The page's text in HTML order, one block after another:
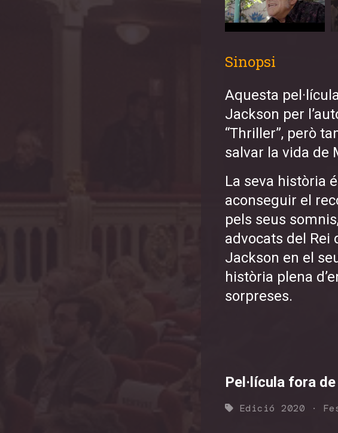
Sinopsi
Aquesta
Jackson per
“Thriller”, però
salvar la vida de
La seva història
aconseguir el
pels seus
advocats del Rei
Jackson en el
història plena
sorpreses.
Pel·lícula fora
Edició 2020 ·